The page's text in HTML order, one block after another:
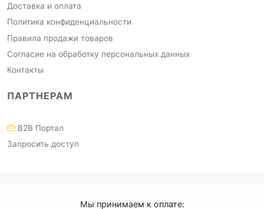
Доставка и оплата
Политика конфиденциальности
Правила продажи товаров
Согласие на обработку персональных данных
Контакты
ПАРТНЕРАМ
B2B Портал
Запросить доступ
Мы принимаем к оплате: